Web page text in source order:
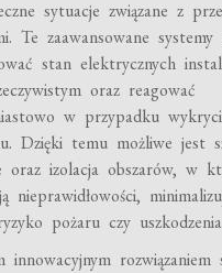
sytuacje związane z
Te zaawansowane
stan elektrycznych
oraz reagować
w przypadku
Dzięki temu możliwe jest
oraz izolacja obszarów, w
nieprawidłowości,
pożaru czy
innowacyjnym rozwiązaniem